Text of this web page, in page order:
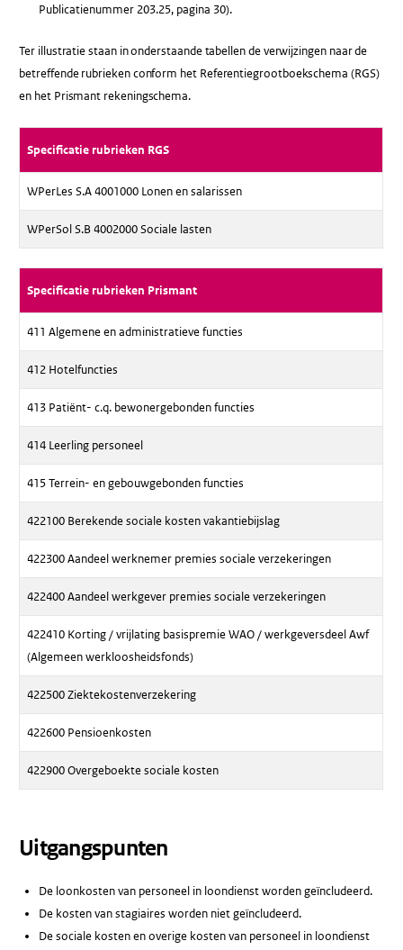
Publicatienummer 203.25, pagina 30).
Ter illustratie staan in onderstaande tabellen de verwijzingen naar de
betreffende rubrieken conform het Referentiegrootboekschema (RGS)
en het Prismant rekeningschema.
Specificatie rubrieken RGS
WPerLes S.A 4001000 Lonen en salarissen
WPerSol S.B 4002000 Sociale lasten
Specificatie rubrieken Prismant
411 Algemene en administratieve functies
412 Hotelfuncties
413 Patiënt- c.q. bewonergebonden functies
414 Leerling personeel
415 Terrein- en gebouwgebonden functies
422100 Berekende sociale kosten vakantiebijslag
422300 Aandeel werknemer premies sociale verzekeringen
422400 Aandeel werkgever premies sociale verzekeringen
422410 Korting / vrijlating basispremie WAO / werkgeversdeel Awf
(Algemeen werkloosheidsfonds)
422500 Ziektekostenverzekering
422600 Pensioenkosten
422900 Overgeboekte sociale kosten
Uitgangspunten
De loonkosten van personeel in loondienst worden geïncludeerd.
De kosten van stagiaires worden niet geïncludeerd.
De sociale kosten en overige kosten van personeel in loondienst